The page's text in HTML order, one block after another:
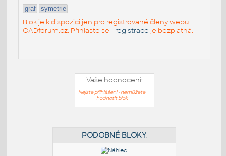
graf symetrie
Blok je k dispozici jen pro registrované členy webu
CADforum.cz. Přihlaste se - registrace je bezplatná.
Vaše hodnocení:
Nejste přihlášeni - nemůžete
hodnotit blok